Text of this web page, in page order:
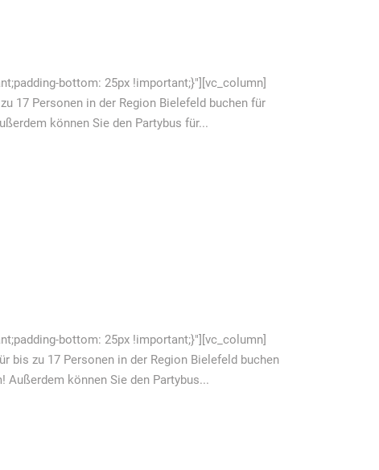
bottom: 25px !important;}"][vc_column]
17 Personen in der Region Bielefeld buchen für
können Sie den Partybus für...
bottom: 25px !important;}"][vc_column]
bis zu 17 Personen in der Region Bielefeld buchen
können Sie den Partybus...